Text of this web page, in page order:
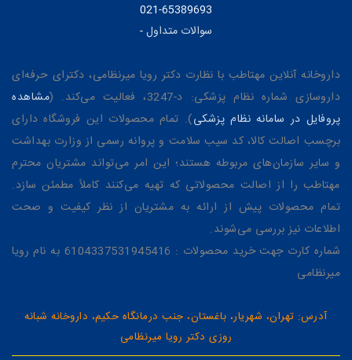
021-65389693
سوالات متداول-
داروخانه آنلاین مهتاطب با نظارت دکتر رویا میرنظامی، دکترای حرفه‌ای
داروسازی شماره نظام پزشکی: د-3247، فعالیت می‌کند. (
مشاهده
پروفایل در سامانه نظام پزشکی). تمام محصولات این فروشگاه دارای
برچسب اصالت کالا، کد سیب سلامت و پروانه رسمی از وزارت بهداشت
و سایر سازمان‌های مربوطه هستند؛ این امر می‌تواند مشتریان محترم
مهتاطب را از اصالت محصولاتی که تهیه می‌کنند کاملاً مطمئن سازد.
تمام محصولات پیش از ارائه به مشتریان از نظر کیفیت و صحت
اطلاعات نیز بررسی می‌شوند.
شماره کارت جهت خرید محصولات : 6104337531945416 به نام رویا
میرنظامی
آدرس: تهران، شهریار، باغستان، جنب درمانگاه حکیم، داروخانه شبانه
روزی دکتر رویا میرنظامی